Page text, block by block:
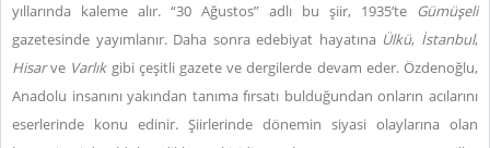
yıllarında kaleme alır. “30 Ağustos” adlı bu şiir, 1935’te Gümüşeli
gazetesinde yayımlanır. Daha sonra edebiyat hayatına Ülkü, İstanbul,
Hisarve Varlıkgibi çeşitli gazete ve dergilerde devam eder. Özdenoğlu,
Anadolu insanını yakından tanıma fırsatı bulduğundan onların acılarını
eserlerinde konu edinir. Şiirlerinde dönemin siyasi olaylarına olan